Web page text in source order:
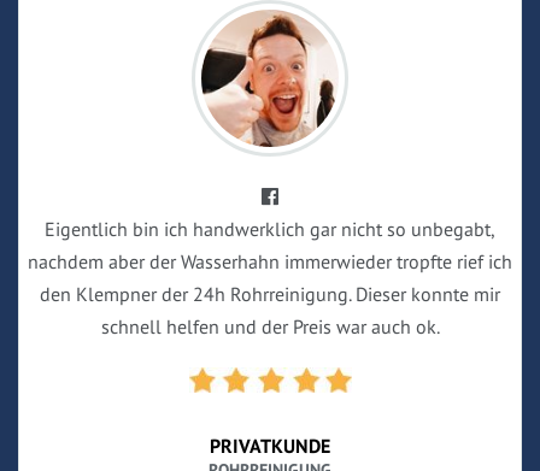
Eigentlich bin ich handwerklich gar nicht so unbegabt,
nachdem aber der Wasserhahn immerwieder tropfte rief ich
den Klempner der 24h Rohrreinigung. Dieser konnte mir
schnell helfen und der Preis war auch ok.
PRIVATKUNDE